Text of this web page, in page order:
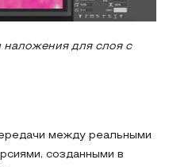
наложения для слоя с
между реальными
созданными в